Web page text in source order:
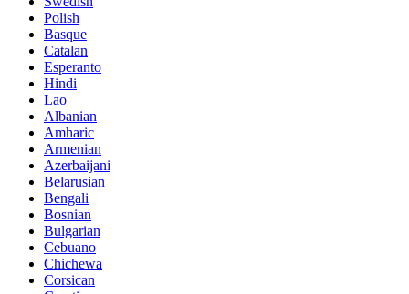
Polish
Basque
Catalan
Esperanto
Hindi
Lao
Albanian
Amharic
Armenian
Azerbaijani
Belarusian
Bengali
Bosnian
Bulgarian
Cebuano
Chichewa
Corsican